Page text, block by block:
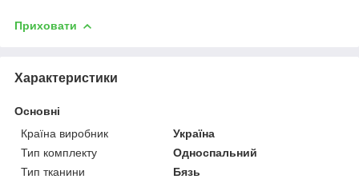
Приховати
Характеристики
Основні
Країна виробник
Україна
Тип комплекту
Односпальний
Тип тканини
Бязь